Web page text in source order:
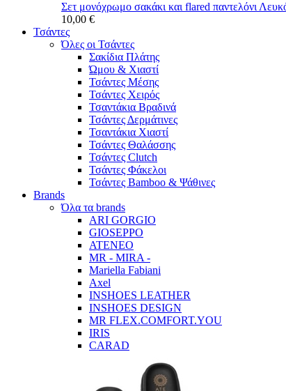
Σετ μονόχρωμο σακάκι και flared παντελόνι
10,00 €
Τσάντες
Όλες οι Τσάντες
Σακίδια Πλάτης
Ώμου & Χιαστί
Τσάντες Μέσης
Τσάντες Χειρός
Τσαντάκια Βραδινά
Τσάντες Δερμάτινες
Τσαντάκια Χιαστί
Τσάντες Θαλάσσης
Τσάντες Clutch
Τσάντες Φάκελοι
Τσάντες Bamboo & Ψάθινες
Brands
Όλα τα brands
ARI GORGIO
GIOSEPPO
ATENEO
MR - MIRA -
Mariella Fabiani
Axel
INSHOES LEATHER
INSHOES DESIGN
MR FLEX.COMFORT.YOU
IRIS
CARAD